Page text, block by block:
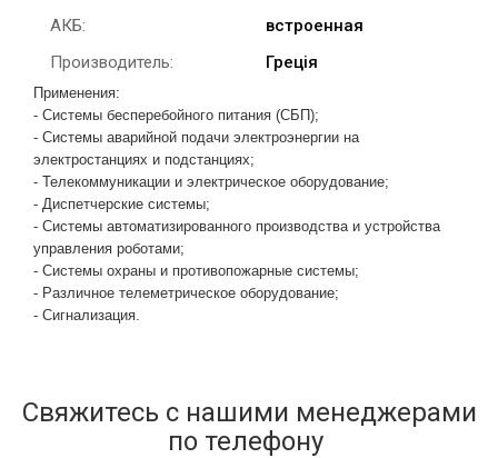
АКБ:
встроенная
Производитель:
Греція
Применения:
- Системы бесперебойного питания (СБП);
- Системы аварийной подачи электроэнергии на
электростанциях и подстанциях;
- Телекоммуникации и электрическое оборудование;
- Диспетчерские системы;
- Системы автоматизированного производства и устройства
управления роботами;
- Системы охраны и противопожарные системы;
- Различное телеметрическое оборудование;
- Сигнализация.
Свяжитесь с нашими менеджерами
по телефону